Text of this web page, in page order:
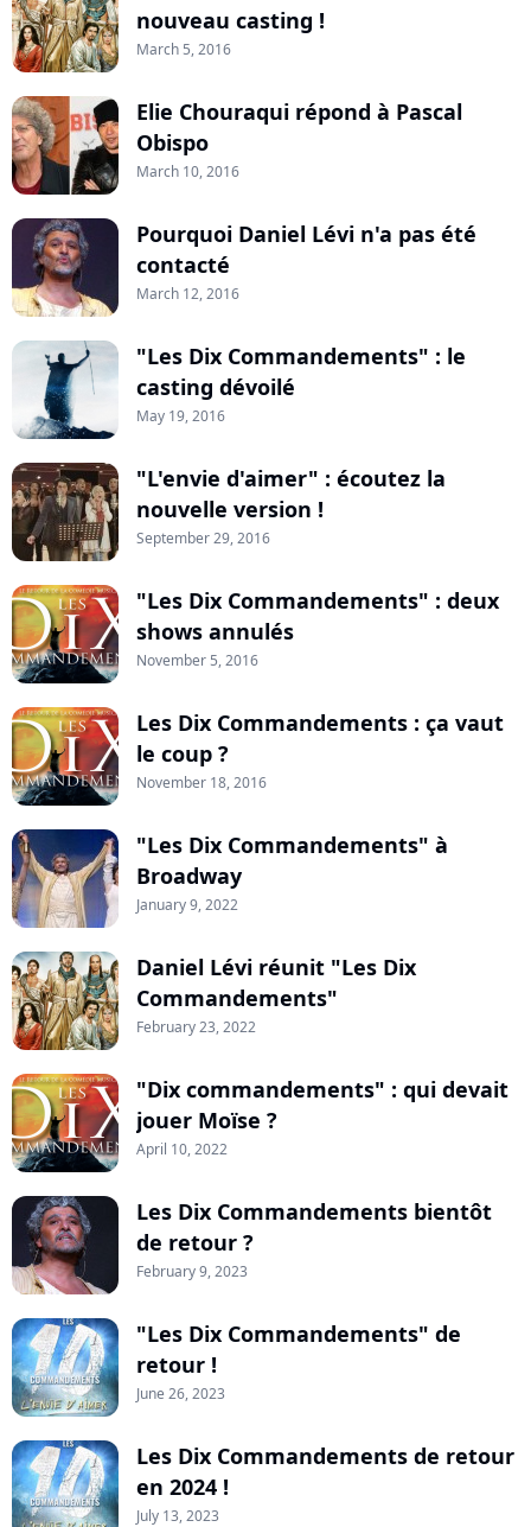
nouveau casting !
March 5, 2016
Elie Chou­raqui répond à Pascal
Obispo
March 10, 2016
Pourquoi Daniel Lévi n'a pas été
contacté
March 12, 2016
"Les Dix Commandements" : le
casting dévoilé
May 19, 2016
"L'envie d'aimer" : écoutez la
nouvelle version !
September 29, 2016
"Les Dix Commandements" : deux
shows annulés
November 5, 2016
Les Dix Commandements : ça vaut
le coup ?
November 18, 2016
"Les Dix Commandements" à
Broadway
January 9, 2022
Daniel Lévi réunit "Les Dix
Commandements"
February 23, 2022
"Dix commandements" : qui devait
jouer Moïse ?
April 10, 2022
Les Dix Commandements bientôt
de retour ?
February 9, 2023
"Les Dix Commandements" de
retour !
June 26, 2023
Les Dix Commandements de retour
en 2024 !
July 13, 2023